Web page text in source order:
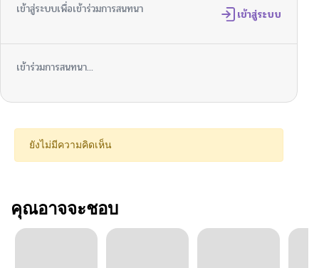
เข้าสู่ระบบเพื่อเข้าร่วมการสนทนา เข้าสู่ระบบ
เข้าร่วมการสนทนา...
ยังไม่มีความคิดเห็น
คุณอาจจะชอบ